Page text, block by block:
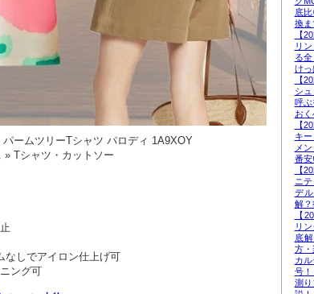
パームツリーTシャツ パロディ 1A9XOY
» Tシャツ・カットソー
なしでアイロン仕上げ可
ング可
底
換ま
【
リ
る
けっ
【
シ
呼
お
【
キ
メ
番安
【
ニ
デ
解？
【
リ
底
方・
カ
号
測